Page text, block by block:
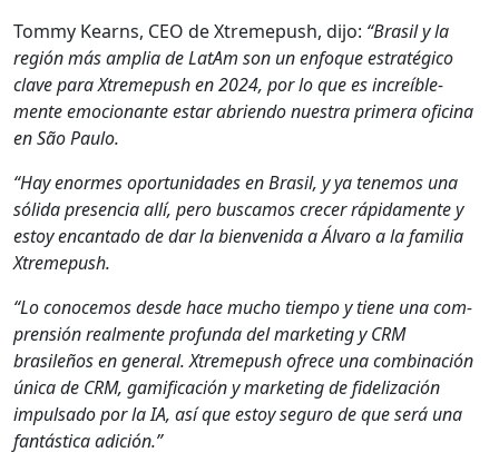
Tom­my Kearns, CEO de Xtreme­push, dijo: “Brasil y la
región más amplia de LatAm son un enfoque estratégi­co
clave para Xtreme­push en 2024, por lo que es increíble­
mente emo­cio­nante estar abrien­do nues­tra primera ofic­i­na
en São Paulo.
“Hay enormes opor­tu­nidades en Brasil, y ya ten­emos una
sól­i­da pres­en­cia allí, pero bus­camos cre­cer ráp­i­da­mente y
estoy encan­ta­do de dar la bien­veni­da a Álvaro a la famil­ia
Xtreme­push.
“Lo cono­ce­mos des­de hace mucho tiem­po y tiene una com­
pren­sión real­mente pro­fun­da del mar­ket­ing y CRM
brasileños en gen­er­al. Xtreme­push ofrece una com­bi­nación
úni­ca de CRM, gam­i­fi­cación y mar­ket­ing de fidelización
impul­sa­do por la IA, así que estoy seguro de que será una
fan­tás­ti­ca adi­ción.”